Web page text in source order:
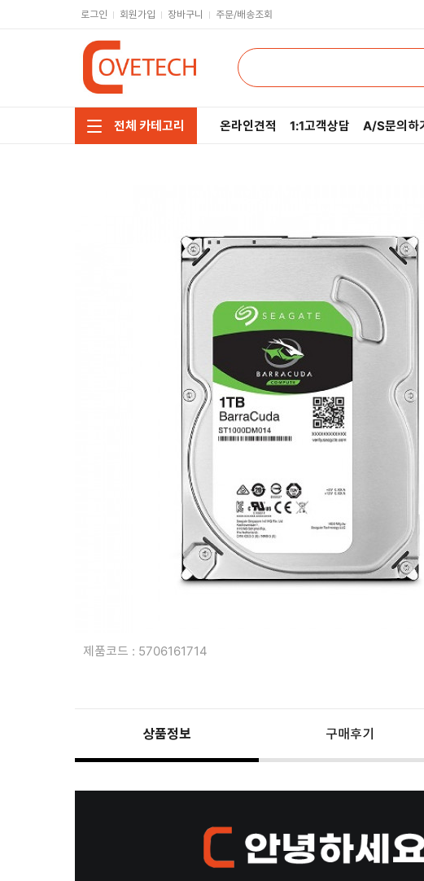
로그인 회원가입 장바구니 주문/배송조회
전체 카테고리
저장장치/케이블/쿨러
네트워크/스피커/영상
소프트웨어/멀티탭/공구
복합기/프린터/사무기기
메인보드
SSD
HDD
ODD
파워
마우스
조립비
온라인견적 1:1고객상담 A/S문의하
제품코드 : 5706161714
상품정보 구매후기